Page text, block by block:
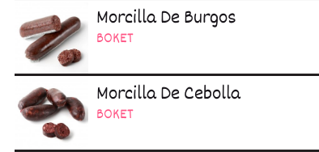
Morcilla De Burgos
BOKET
Morcilla De Cebolla
BOKET